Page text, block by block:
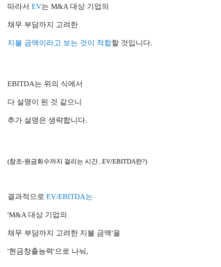
따라서 EV는 M&A 대상 기업의
채무 부담까지 고려한
지불 금액이라고 보는 것이 적합할 것입니다.
EBITDA는 위의 식에서
다 설명이 된 것 같으니
추가 설명은 생략합니다.
(참조-원금회수까지 걸리는 시간...EV/EBITDA란?)
결과적으로 EV/EBITDA는
'M&A 대상 기업의
채무 부담까지 고려한 지불 금액'을
'현금창출능력'으로 나눠,